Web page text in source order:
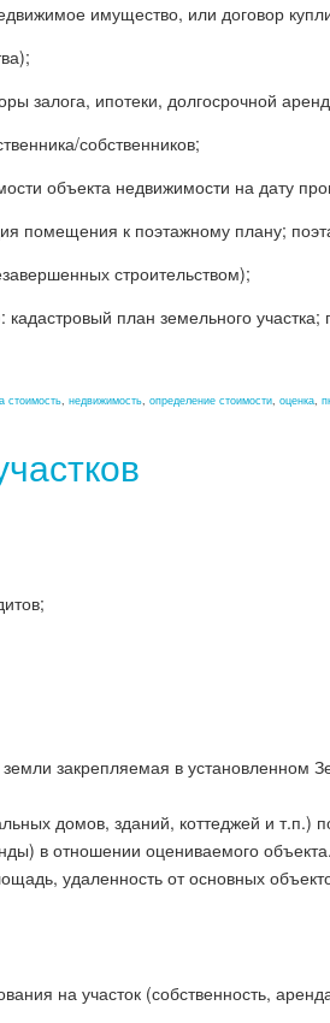
имущество, или договор
залога, ипотеки, долгосрочной
собственников;
объекта недвижимости на дату
помещения к поэтажному плану;
строительством);
план земельного участка;
стоимость, недвижимость, определение стоимости, оценка,
закрепляемая в
домов, зданий, коттеджей и т.п.)
в отношении оцениваемого
удаленность от основных
на участок (собственность,